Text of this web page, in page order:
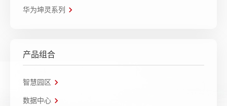
华为坤灵系列
产品组合
智慧园区
数据中心